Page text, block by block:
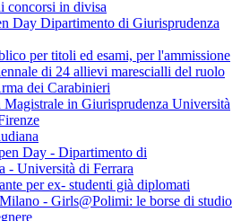
concorsi in divisa
Day Dipartimento di Giurisprudenza
per titoli ed esami, per l'ammissione
di 24 allievi marescialli del ruolo
dei Carabinieri
Magistrale in Giurisprudenza Università
Day - Dipartimento di
- Università di Ferrara
per ex- studenti già diplomati
- Girls@Polimi: le borse di studio